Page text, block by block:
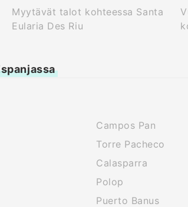
Myytävät talot kohteessa Santa
Eularia Des Riu
Campos Pan
Torre Pacheco
Calasparra
Polop
Puerto Banus